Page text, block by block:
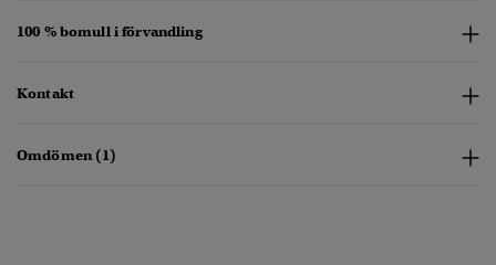
100 % bomull i förvandling
Kontakt
Omdömen (1)